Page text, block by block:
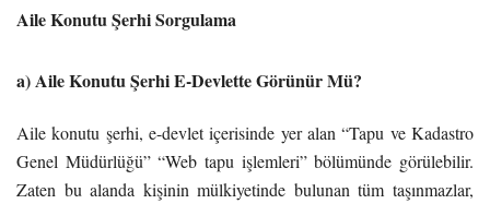
Aile Konutu Şerhi Sorgulama
a) Aile Konutu Şerhi E-Devlette Görünür Mü?
Aile konutu şerhi, e-devlet içerisinde yer alan “Tapu ve Kadastro
Genel Müdürlüğü” “Web tapu işlemleri” bölümünde görülebilir.
Zaten bu alanda kişinin mülkiyetinde bulunan tüm taşınmazlar,